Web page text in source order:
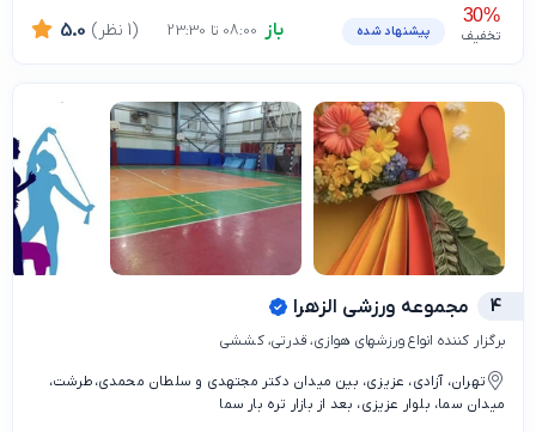
30%
تخفیف پیشنهاد شده باز 5.0 (1 نظر)
4 مجموعه ورزشی الزهرا
برگزار کننده انواع ورزشهای هوازی، قدرتی، کششی
تهران، آزادی، عزیزی، بین میدان دکتر مجتهدی و سلطان محمدی،طرشت،
میدان سما، بلوار عزیزی، بعد از بازار تره بار سما